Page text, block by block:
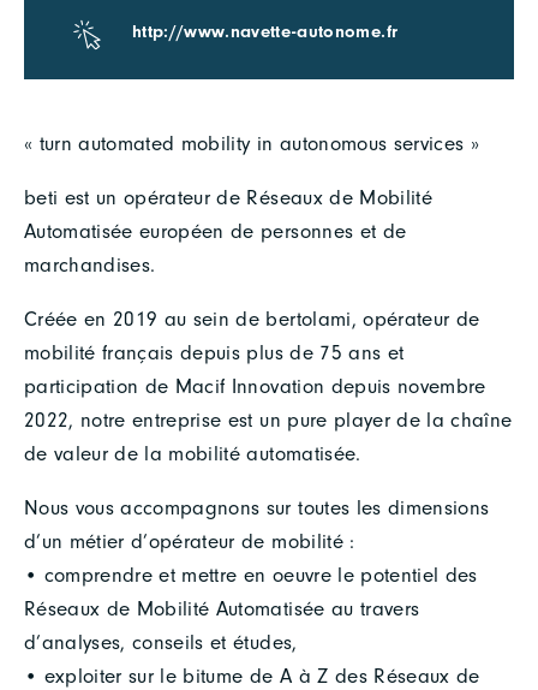
« turn automated mobility in autonomous services »
beti est un opérateur de Réseaux de Mobilité
Automatisée européen de personnes et de
marchandises.
Créée en 2019 au sein de bertolami, opérateur de
mobilité français depuis plus de 75 ans et
participation de Macif Innovation depuis novembre
2022, notre entreprise est un pure player de la chaîne
de valeur de la mobilité automatisée.
Nous vous accompagnons sur toutes les dimensions
d’un métier d’opérateur de mobilité :
• comprendre et mettre en oeuvre le potentiel des
Réseaux de Mobilité Automatisée au travers
d’analyses, conseils et études,
• exploiter sur le bitume de A à Z des Réseaux de
http://www.navette-autonome.fr